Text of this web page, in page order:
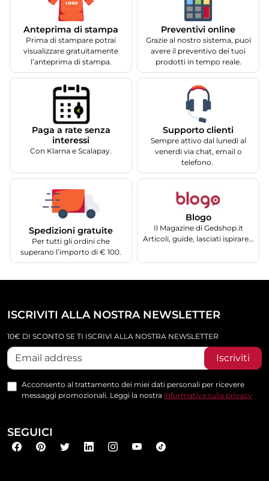
Anteprima di stampa
Prima di stampare potrai
visualizzare gratuitamente
l’anteprima di stampa.
Preventivi online
Grazie al nostro sistema, puoi
avere il preventivo dei tuoi
prodotti in tempo reale.
Paga a rate senza
interessi
Con Klarna e Scalapay.
Supporto clienti
Sempre attivo dal lunedì al
venerdì via chat, email o
telefono.
Spedizioni gratuite
Per tutti gli ordini che
superano l’importo di € 100.
Blogo
Il Magazine di Gedshop.it
Articoli, guide, lasciati ispirare...
ISCRIVITI ALLA NOSTRA NEWSLETTER
10€ DI SCONTO SE TI ISCRIVI ALLA NOSTRA NEWSLETTER
Iscriviti
Acconsento al trattamento dei miei dati personali per ricevere
messaggi promozionali. Leggi la nostra informativa sulla privacy
SEGUICI